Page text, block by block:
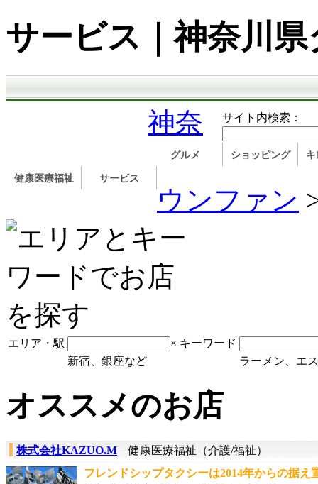
サービス｜神奈川
サイト内検索：
グルメ ショッピング
健康医療福祉 サービス
神奈
ウンファン
エリア・駅 × キーワード
新宿、銀座など
ラーメン、エ
オススメのお店
株式会社KAZUO.M 健康医療福祉（介護/福祉）
フレンドシップタクシーは2014年からの据